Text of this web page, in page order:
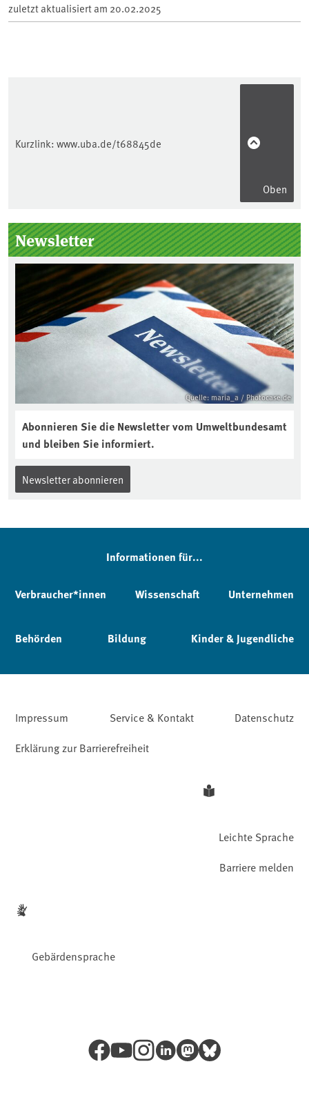
zuletzt aktualisiert am 20.02.2025
Kurzlink: www.uba.de/t68845de
Oben
Seitenleiste
Newsletter
Quelle: maria_a / Photocase.de
Abonnieren Sie die Newsletter vom Umweltbundesamt
und bleiben Sie informiert.
Newsletter abonnieren
Informationen für...
Verbraucher*innen Wissenschaft Unternehmen
Behörden Bildung Kinder & Jugendliche
Impressum Service & Kontakt
Datenschutz
Erklärung zur Barrierefreiheit
Leichte Sprache
Gebärdensprache
Barriere melden